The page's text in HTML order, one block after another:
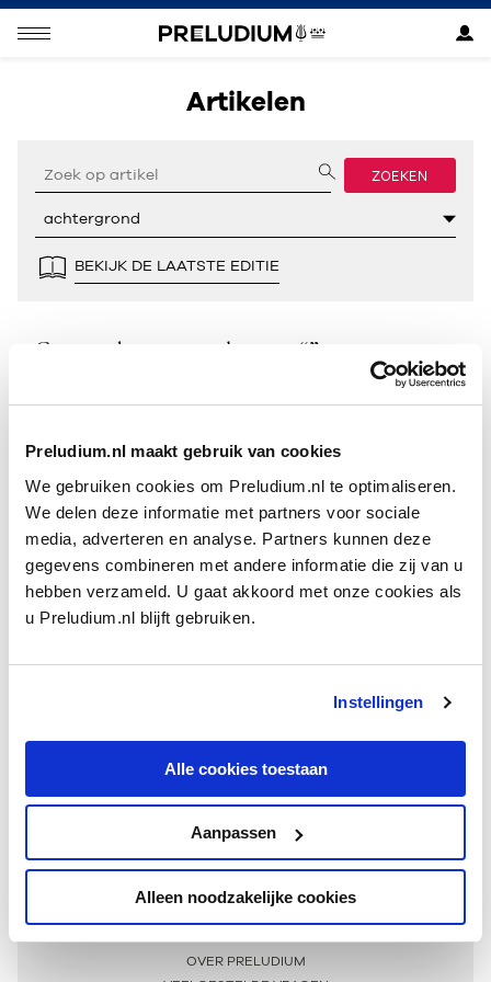
Preludium.nl maakt gebruik van cookies
We gebruiken cookies om Preludium.nl te optimaliseren.
We delen deze informatie met partners voor sociale
media, adverteren en analyse. Partners kunnen deze
gegevens combineren met andere informatie die zij van u
hebben verzameld. U gaat akkoord met onze cookies als
u Preludium.nl blijft gebruiken.
Instellingen
Alle cookies toestaan
Aanpassen
Alleen noodzakelijke cookies
Artikelen
ZOEKEN
BEKIJK DE LAATSTE EDITIE
Geen resultaten gevonden voor “”.
Meer informatie
OVER PRELUDIUM